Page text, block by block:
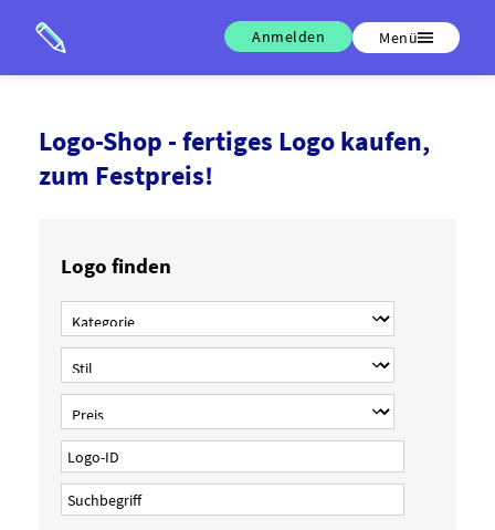
Anmelden Menü
Logo-Shop - fertiges Logo kaufen,
zum Festpreis!
Logo finden